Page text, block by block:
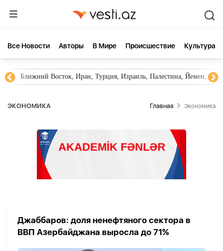
Все Новости Aвторы В Мире Происшествие Культура
Ближний Восток, Иран, Турция, Израиль, Палестина, Йемен,
ЭКОНОМИКА Главная Экономика
Джаббаров: доля ненефтяного сектора в
ВВП Азербайджана выросла до 71%